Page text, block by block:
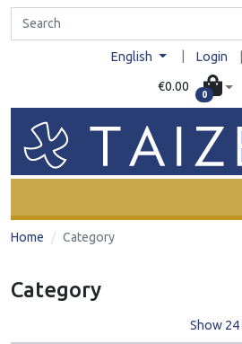
English Login
€0.00
0
Home Category
Category
Show 24